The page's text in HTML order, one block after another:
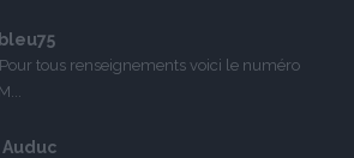
tous renseignements voici le numéro